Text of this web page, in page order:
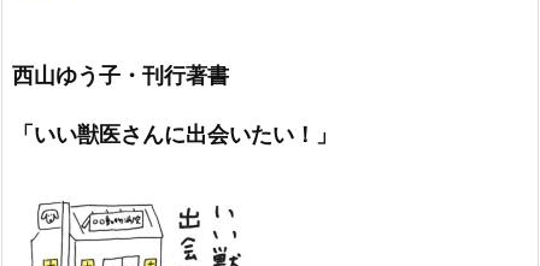
西山ゆう子・刊行著書
「いい獣医さんに出会いたい！」